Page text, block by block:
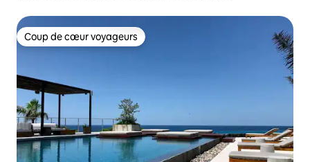
Coup de cœur voyageurs
Coup de cœur voyageurs